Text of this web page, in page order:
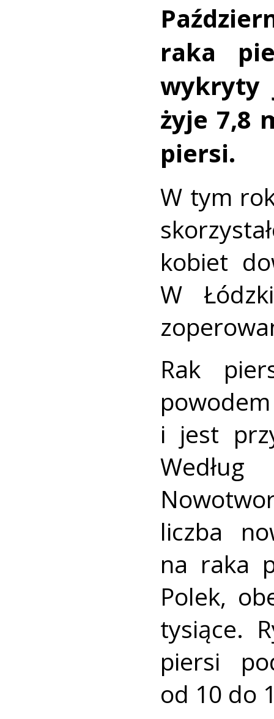
raka
wykryty
żyje 7,8
piersi.
W tym
kobiet
W
Rak
i jest
liczba
na raka
Polek,
tysiące.
piersi
od 10 do